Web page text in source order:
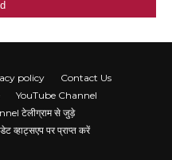
policy
Contact Us
YouTube Channel
टेलीग्राम से जुड़े
पर प्राप्त करें